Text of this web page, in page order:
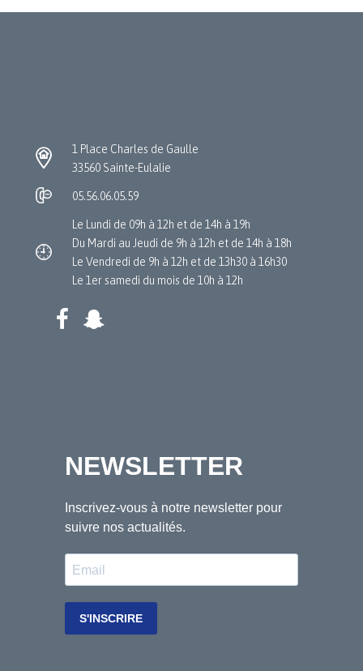
1 Place Charles de Gaulle
33560 Sainte-Eulalie
05.56.06.05.59
Le Lundi de 09h à 12h et de 14h à 19h
Du Mardi au Jeudi de 9h à 12h et de 14h à 18h
Le Vendredi de 9h à 12h et de 13h30 à 16h30
Le 1er samedi du mois de 10h à 12h